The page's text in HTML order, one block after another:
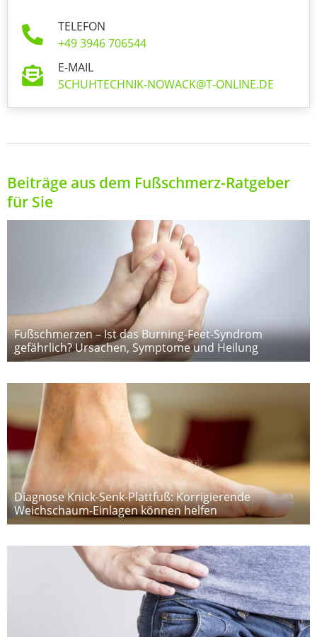
TELEFON
+49 3946 706544
E-MAIL
SCHUHTECHNIK-NOWACK@T-ONLINE.DE
Beiträge aus dem Fußschmerz-Ratgeber
für Sie
Fußschmerzen – Ist das Burning-Feet-Syndrom
gefährlich? Ursachen, Symptome und Heilung
Diagnose Knick-Senk-Plattfuß: Korrigierende
Weichschaum-Einlagen können helfen